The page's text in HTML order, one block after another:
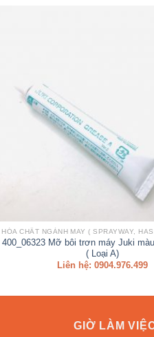
400_06323 Mỡ bôi trơn máy Juki
( Loại A)
Liên hệ: 0904.976.499
GIỜ LÀM